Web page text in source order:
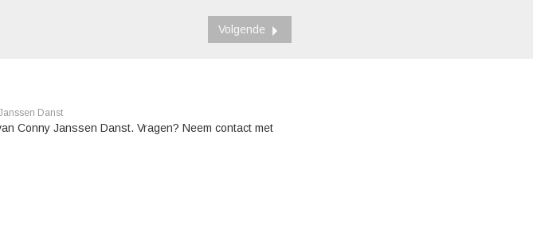
Volgende
Danst
Conny Janssen Danst. Vragen? Neem contact met